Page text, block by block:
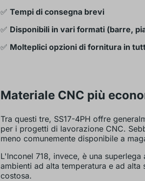
✅ Tempi di consegna brevi
✅ Disponibili in vari formati (barre,
✅ Molteplici opzioni di fornitura in
Materiale CNC più
Tra questi tre, SS17-4PH offre
per i progetti di lavorazione CNC.
meno comunemente disponibile a
L'Inconel 718, invece, è una
ambienti ad alta temperatura e ad
costosa.